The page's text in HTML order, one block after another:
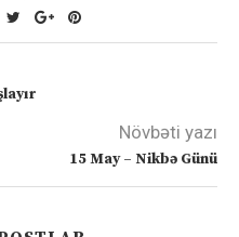
Növbəti yazı
15 May – Nikbə Günü